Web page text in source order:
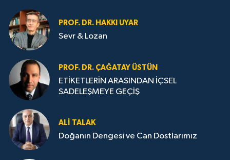
PROF. DR. HAKKI UYAR
Sevr & Lozan
PROF. DR. ÇAĞATAY ÜSTÜN
ETİKETLERİN ARASINDAN İÇSEL
SADELEŞMEYE GEÇİŞ
ALI TALAK
Doğanın Dengesi ve Can Dostlarımız